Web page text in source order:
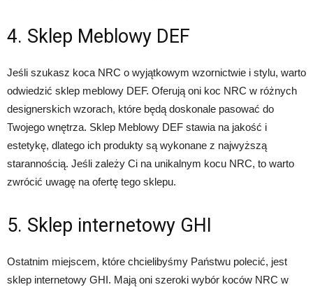
4. Sklep Meblowy DEF
Jeśli szukasz koca NRC o wyjątkowym wzornictwie i stylu, warto
odwiedzić sklep meblowy DEF. Oferują oni koc NRC w różnych
designerskich wzorach, które będą doskonale pasować do
Twojego wnętrza. Sklep Meblowy DEF stawia na jakość i
estetykę, dlatego ich produkty są wykonane z najwyższą
starannością. Jeśli zależy Ci na unikalnym kocu NRC, to warto
zwrócić uwagę na ofertę tego sklepu.
5. Sklep internetowy GHI
Ostatnim miejscem, które chcielibyśmy Państwu polecić, jest
sklep internetowy GHI. Mają oni szeroki wybór koców NRC w